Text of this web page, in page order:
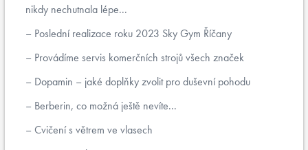
nikdy nechutnala lépe...
Poslední realizace roku 2023 Sky Gym Říčany
Provádíme servis komerčních strojů všech značek
Dopamin – jaké doplňky zvolit pro duševní pohodu
Berberin, co možná ještě nevíte...
Cvičení s větrem ve vlasech